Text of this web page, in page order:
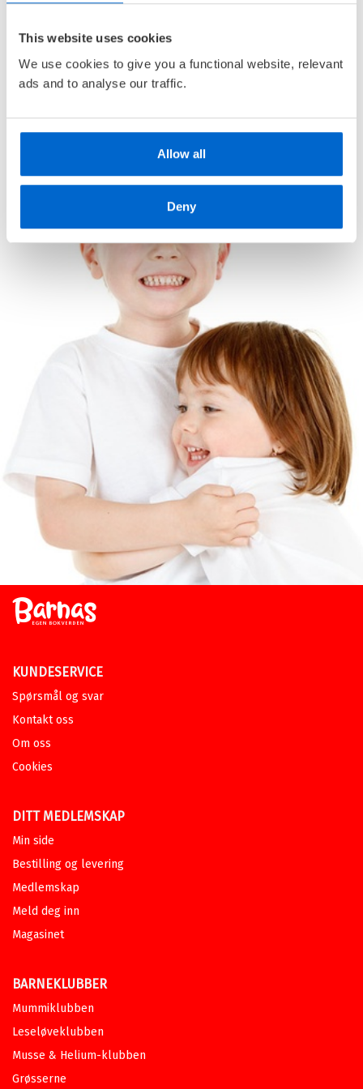
This website uses cookies
We use cookies to give you a functional website, relevant
ads and to analyse our traffic.
Allow all
Deny
Rydde leker
Lese litt hver dag
Gule og røde magnetfjes, samt tusj følger med (tusjen
• Alderstilpasset bokutvalg
• Unikemedlemskuppmed opptil 80 % rabatt
KUNDESERVICE
Spørsmål og svar
Kontakt oss
Om oss
Cookies
DITT MEDLEMSKAP
Min side
Bestilling og levering
Medlemskap
Meld deg inn
Magasinet
BARNEKLUBBER
Mummiklubben
Leseløveklubben
Musse & Helium-klubben
Grøsserne